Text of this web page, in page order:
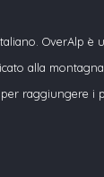
OverAlp è
alla
raggiungere i